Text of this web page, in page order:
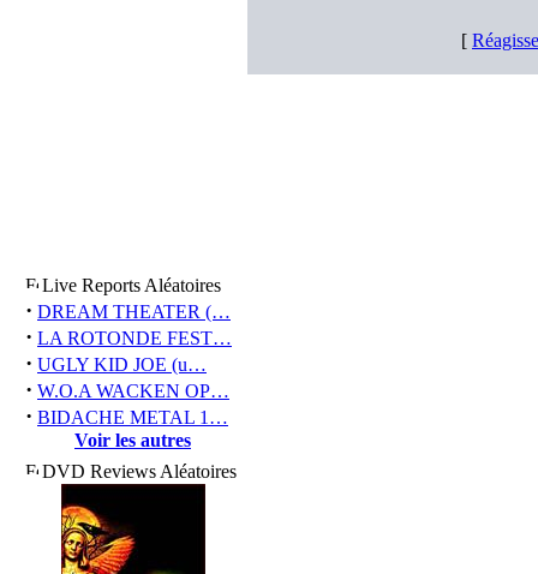
Live Reports Aléatoires
· DREAM THEATER (…
· LA ROTONDE FEST…
· UGLY KID JOE (u…
· W.O.A WACKEN OP…
· BIDACHE METAL 1…
Voir les autres
DVD Reviews Aléatoires
[